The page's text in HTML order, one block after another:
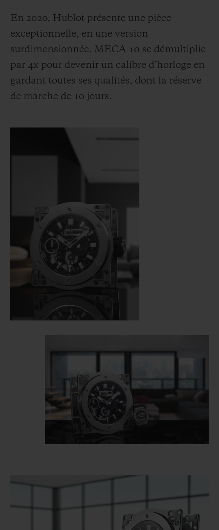
En 2020, Hublot présente une pièce
exceptionnelle, en une version
surdimensionnée. MECA-10 se démultiplie
par 4x pour devenir un calibre d’horloge en
gardant toutes ses qualités, dont la réserve
de marche de 10 jours.